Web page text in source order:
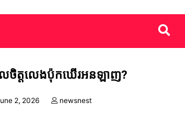
ចិត្តលេងប៉ុកឃើរអនឡាញ?
2, 2026 newsnest